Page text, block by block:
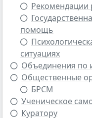
Рекомендации
помощь
ситуациях
Объединения по
Общественные
БРСМ
Ученическое
Куратору